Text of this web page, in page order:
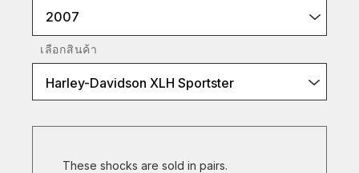
2007
เลือกสินค้า
Harley-Davidson XLH Sportster
These shocks are sold in pairs.